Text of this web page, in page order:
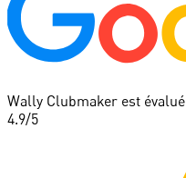
Wally Clubmaker est évalué
4.9/5